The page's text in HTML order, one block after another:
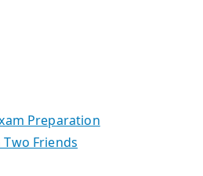
Preparation
Friends